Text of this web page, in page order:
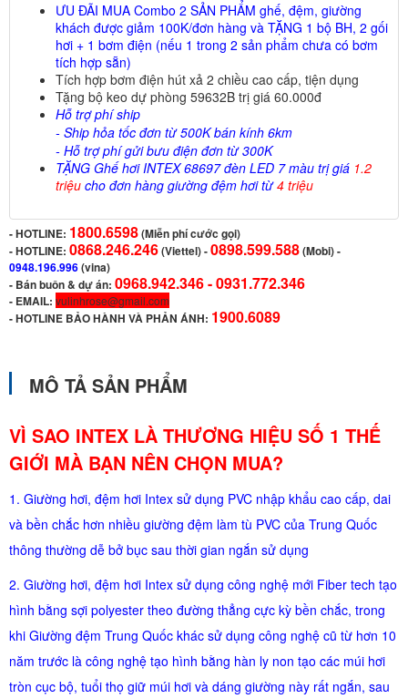
ƯU ĐÃI MUA Combo 2 SẢN PHẨM ghế, đệm, giường
khách được giảm 100K/đơn hàng và TẶNG 1 bộ BH, 2 gối
hơi + 1 bơm điện (nếu 1 trong 2 sản phẩm chưa có bơm
tích hợp sẵn)
Tích hợp bơm điện hút xả 2 chiều cao cấp, tiện dụng
Tặng bộ keo dự phòng 59632B trị giá 60.000đ
Hỗ trợ phí ship
- Ship hỏa tốc đơn từ 500K bán kính 6km
- Hỗ trợ phí gửi bưu điện đơn từ 300K
TẶNG Ghế hơi INTEX 68697 đèn LED 7 màu trị giá 1.2
triệu cho đơn hàng giường đệm hơi từ4 triệu
-HOTLINE: 1800.6598(Miễn phí cước gọi)
- HOTLINE: 0868.246.246(Viettel)-0898.599.588(Mobi) -
0948.196.996(vina)
- Bán buôn & dự án: 0968.942.346 -0931.772.346
- EMAIL: vulinhrose@gmail.com
-HOTLINE BẢO HÀNH VÀ PHẢN ÁNH: 1900.6089
MÔ TẢ SẢN PHẨM
VÌ SAO INTEX LÀ THƯƠNG HIỆU SỐ 1 THẾ
GIỚI MÀ BẠN NÊN CHỌN MUA?
1. Giường hơi, đệm hơi Intex sử dụng PVC nhập khẩu cao cấp, dai
và bền chắc hơn nhiều giường đệm làm tù PVC của Trung Quốc
thông thường dễ bở bục sau thời gian ngắn sử dụng
2. Giường hơi, đệm hơi Intex sử dụng công nghệ mới Fiber tech tạo
hình bằng sợi polyester theo đường thẳng cực kỳ bền chắc, trong
khi Giường đệm Trung Quốc khác sử dụng công nghệ cũ từ hơn 10
năm trước là công nghệ tạo hình bằng hàn ly non tạo các múi hơi
tròn cục bộ, tuổi thọ giữ múi hơi và dáng giường này rất ngắn, sau